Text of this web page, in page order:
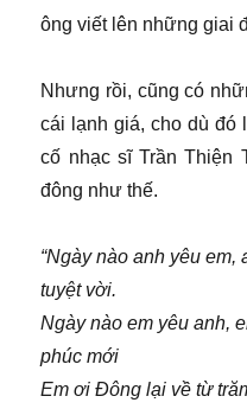
ông viết lên những giai
Nhưng rồi, cũng có
cái lạnh giá, cho dù đó
cố nhạc sĩ Trần Thiện
đông như thế.
“Ngày nào anh yêu em,
tuyệt vời.
Ngày nào em yêu anh,
phúc mới
Em ơi Đông lại về từ